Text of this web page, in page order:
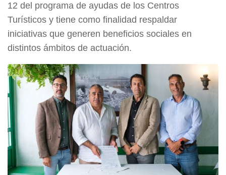
12 del programa de ayudas de los Centros
Turísticos y tiene como finalidad respaldar
iniciativas que generen beneficios sociales en
distintos ámbitos de actuación.